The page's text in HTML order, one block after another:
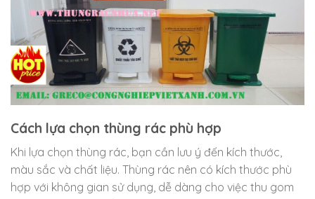
Cách lựa chọn thùng rác phù hợp
Khi lựa chọn thùng rác, bạn cần lưu ý đến kích thước,
màu sắc và chất liệu. Thùng rác nên có kích thước phù
hợp với không gian sử dụng, dễ dàng cho việc thu gom